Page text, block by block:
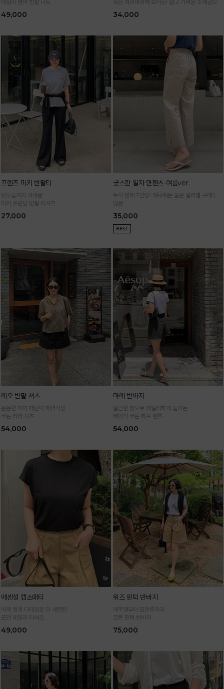
데일리 썸머 반팔 니트
49,000
목은 여리여리해 보이는! 얇고 가벼운 소재감으로
*블랙·주문폭주로 인한 입고지연·순차발송 진행중
34,000
프렌즈 미키 반팔티
뒷모습까지 귀여운
미키 프린팅 반팔 티셔츠
27,000
굿스판 일자 면팬츠-여름ver.
누적 판매 7만장! 재구매는 물론 컬러별 구매도
많은
35,000
레오 반팔 셔츠
은은한 호피 패턴이 매력적인
코튼 카라 셔츠
54,000
마레 반바지
깔끔한 핏으로 데일리하게 즐기는
베이직 코튼 하프 팬츠
54,000
에센셜 캡소매티
어깨 절개 디테일로 더 세련된
모던 데일리 티셔츠
49,000
위즈 핀턱 반바지
캐주얼부터 모던룩까지
코튼 핀턱 반바지
75,000